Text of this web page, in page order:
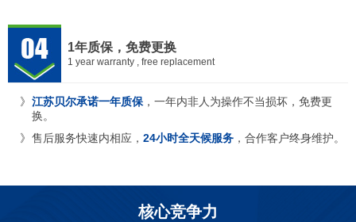
1年质保，免费更换
1 year warranty , free replacement
江苏贝尔承诺一年质保 ，一年内非人为操作不当损坏，免费更
换。
售后服务快速内相应， 24小时全天候服务 ，合作客户终身维护。
核心竞争力